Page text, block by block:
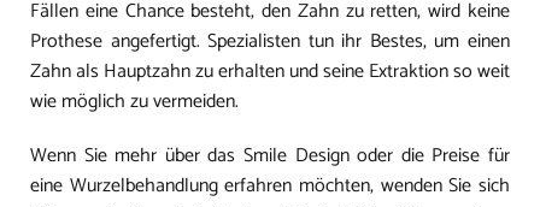
Fällen eine Chance besteht, den Zahn zu retten, wird keine
Prothese angefertigt. Spezialisten tun ihr Bestes, um einen
Zahn als Hauptzahn zu erhalten und seine Extraktion so weit
wie möglich zu vermeiden.
Wenn Sie mehr über das Smile Design oder die Preise für
eine Wurzelbehandlung erfahren möchten, wenden Sie sich